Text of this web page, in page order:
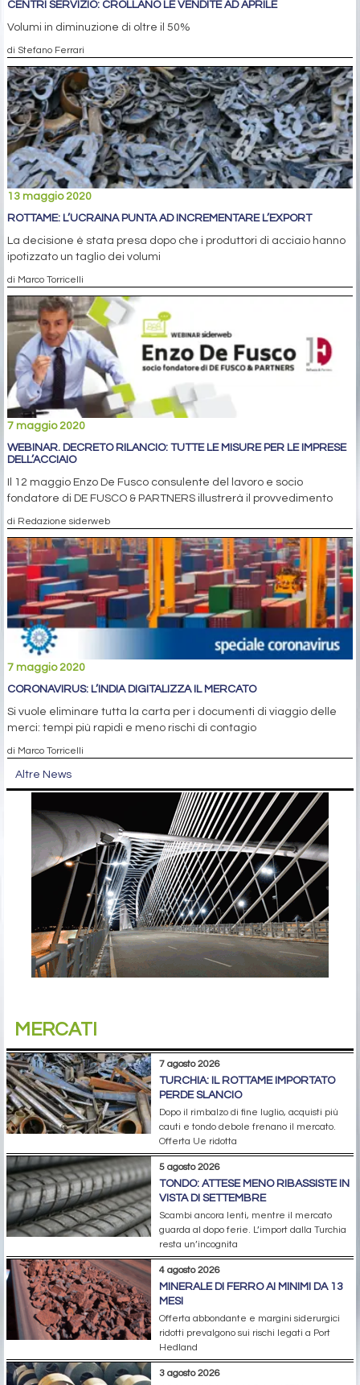
CENTRI SERVIZIO: CROLLANO LE VENDITE AD APRILE
Volumi in diminuzione di oltre il 50%
di Stefano Ferrari
13 maggio 2020
ROTTAME: L’UCRAINA PUNTA AD INCREMENTARE L’EXPORT
La decisione è stata presa dopo che i produttori di acciaio hanno
ipotizzato un taglio dei volumi
di Marco Torricelli
7 maggio 2020
WEBINAR. DECRETO RILANCIO: TUTTE LE MISURE PER LE IMPRESE
DELL’ACCIAIO
Il 12 maggio Enzo De Fusco consulente del lavoro e socio
fondatore di DE FUSCO & PARTNERS illustrerà il provvedimento
di Redazione siderweb
7 maggio 2020
CORONAVIRUS: L’INDIA DIGITALIZZA IL MERCATO
Si vuole eliminare tutta la carta per i documenti di viaggio delle
merci: tempi più rapidi e meno rischi di contagio
di Marco Torricelli
Altre News
MERCATI
7 agosto 2026
TURCHIA: IL ROTTAME IMPORTATO
PERDE SLANCIO
Dopo il rimbalzo di fine luglio, acquisti più
cauti e tondo debole frenano il mercato.
Offerta Ue ridotta
5 agosto 2026
TONDO: ATTESE MENO RIBASSISTE IN
VISTA DI SETTEMBRE
Scambi ancora lenti, mentre il mercato
guarda al dopo ferie. L’import dalla Turchia
resta un’incognita
4 agosto 2026
MINERALE DI FERRO AI MINIMI DA 13
MESI
Offerta abbondante e margini siderurgici
ridotti prevalgono sui rischi legati a Port
Hedland
3 agosto 2026